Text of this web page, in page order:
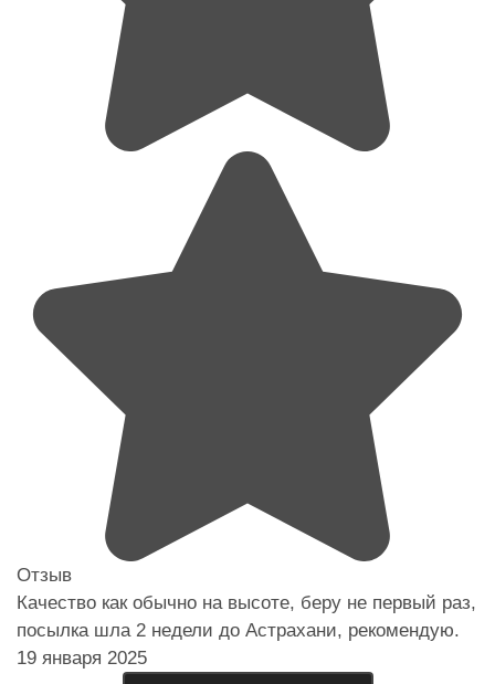
Отзыв
Качество как обычно на высоте, беру не первый раз,
посылка шла 2 недели до Астрахани, рекомендую.
19 января 2025